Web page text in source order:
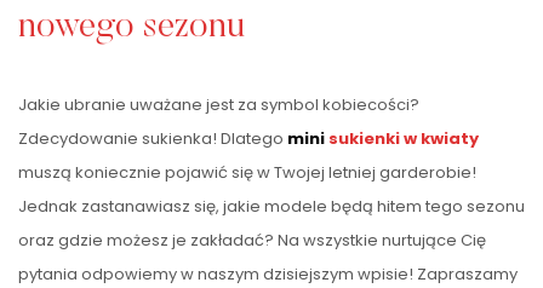
nowego sezonu
Jakie ubranie uważane jest za symbol kobiecości?
Zdecydowanie sukienka! Dlatego mini sukienki w kwiaty
muszą koniecznie pojawić się w Twojej letniej garderobie!
Jednak zastanawiasz się, jakie modele będą hitem tego sezonu
oraz gdzie możesz je zakładać? Na wszystkie nurtujące Cię
pytania odpowiemy w naszym dzisiejszym wpisie! Zapraszamy